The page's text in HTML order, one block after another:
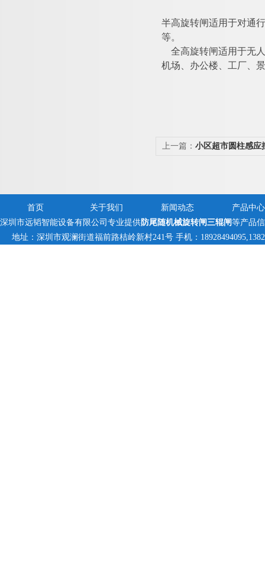
半高旋转闸适用于对通
等。
全高旋转闸适用于无
机场、办公楼、工厂、
上一篇： 小区超市圆柱感应
首页 关于我们 新闻动态
产品中心
深圳市远韬智能设备有限公司专业提供防尾随机械旋转闸三辊闸等产品
地址：深圳市观澜街道福前路桔岭新村241号 手机：